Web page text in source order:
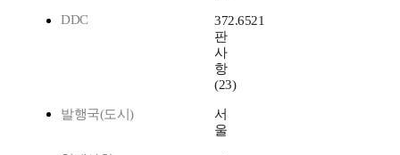
DDC
372.6521
판
사
항
(23)
발행국(도시)
서
울